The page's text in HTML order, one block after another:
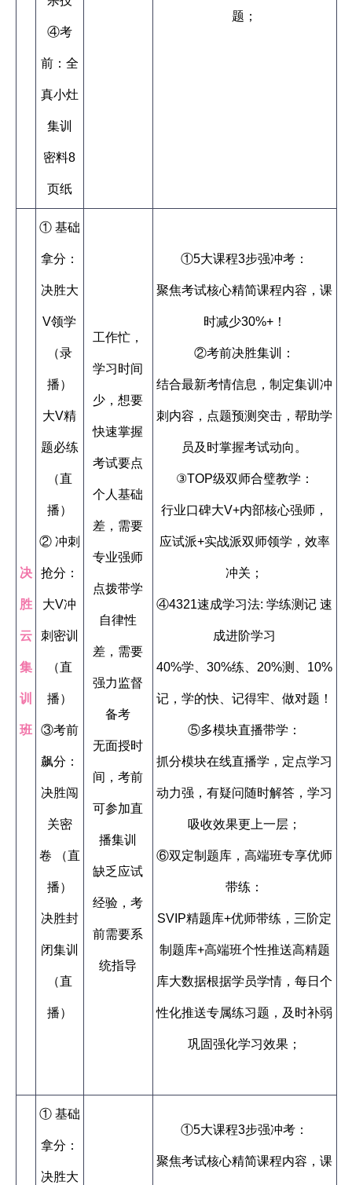
④考
前：全
真小灶
集训
密料8
页纸
题；
决
胜
云
集
训
班
① 基础
拿分：
决胜大
V领学
（录
播）
大V精
题必练
（直
播）
② 冲刺
抢分：
大V冲
刺密训
（直
播）
③考前
飙分：
决胜闯
关密
卷 （直
播）
决胜封
闭集训
（直
播）
工作忙，
学习时间
少，想要
快速掌握
考试要点
个人基础
差，需要
专业强师
点拨带学
自律性
差，需要
强力监督
备考
无面授时
间，考前
可参加直
播集训
缺乏应试
经验，考
前需要系
统指导
①5大课程3步强冲考：
聚焦考试核心精简课程内容，课
时减少30%+！
②考前决胜集训：
结合最新考情信息，制定集训冲
刺内容，点题预测突击，帮助学
员及时掌握考试动向。
③TOP级双师合璧教学：
行业口碑大V+内部核心强师，
应试派+实战派双师领学，效率
冲关；
④4321速成学习法: 学练测记 速
成进阶学习
40%学、30%练、20%测、10%
记，学的快、记得牢、做对题！
⑤多模块直播带学：
抓分模块在线直播学，定点学习
动力强，有疑问随时解答，学习
吸收效果更上一层；
⑥双定制题库，高端班专享优师
带练：
SVIP精题库+优师带练，三阶定
制题库+高端班个性推送高精题
库大数据根据学员学情，每日个
性化推送专属练习题，及时补弱
巩固强化学习效果；
① 基础
拿分：
决胜大
①5大课程3步强冲考：
聚焦考试核心精简课程内容，课